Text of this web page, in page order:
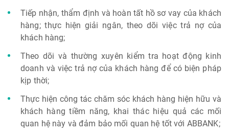
Tiếp nhận, thẩm định và hoàn tất hồ sơ vay của khách
hàng; thực hiện giải ngân, theo dõi việc trả nợ của
khách hàng;
Theo dõi và thường xuyên kiểm tra hoạt động kinh
doanh và việc trả nợ của khách hàng để có biện pháp
kịp thời;
Thực hiện công tác chăm sóc khách hàng hiện hữu và
khách hàng tiềm năng, khai thác hiệu quả các mối
quan hệ này và đảm bảo mối quan hệ tốt với ABBANK;